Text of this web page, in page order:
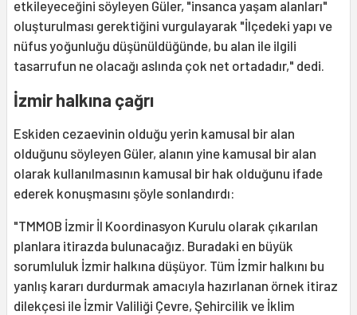
etkileyeceğini söyleyen Güler, "insanca yaşam alanları"
oluşturulması gerektiğini vurgulayarak "İlçedeki yapı ve
nüfus yoğunluğu düşünüldüğünde, bu alan ile ilgili
tasarrufun ne olacağı aslında çok net ortadadır," dedi.
İzmir halkına çağrı
Eskiden cezaevinin olduğu yerin kamusal bir alan
olduğunu söyleyen Güler, alanın yine kamusal bir alan
olarak kullanılmasının kamusal bir hak olduğunu ifade
ederek konuşmasını şöyle sonlandırdı:
"TMMOB İzmir İl Koordinasyon Kurulu olarak çıkarılan
planlara itirazda bulunacağız. Buradaki en büyük
sorumluluk İzmir halkına düşüyor. Tüm İzmir halkını bu
yanlış kararı durdurmak amacıyla hazırlanan örnek itiraz
dilekçesi ile İzmir Valiliği Çevre, Şehircilik ve İklim